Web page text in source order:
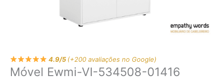
4.9/5(+200 avaliações no Google)
Móvel Ewmi-VI-534508-01416